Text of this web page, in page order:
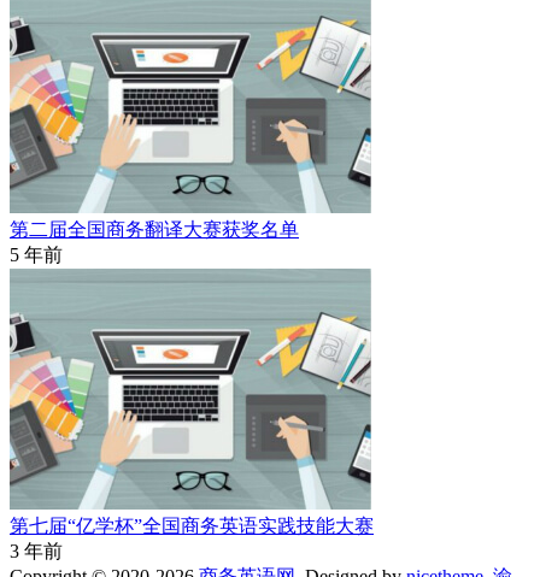
第二届全国商务翻译大赛获奖名单
5 年前
第七届“亿学杯”全国商务英语实践技能大赛
3 年前